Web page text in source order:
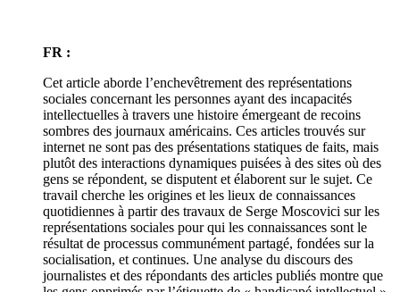
FR :
Cet article aborde l’enchevêtrement des représentations
sociales concernant les personnes ayant des incapacités
intellectuelles à travers une histoire émergeant de recoins
sombres des journaux américains. Ces articles trouvés sur
internet ne sont pas des présentations statiques de faits, mais
plutôt des interactions dynamiques puisées à des sites où des
gens se répondent, se disputent et élaborent sur le sujet. Ce
travail cherche les origines et les lieux de connaissances
quotidiennes à partir des travaux de Serge Moscovici sur les
représentations sociales pour qui les connaissances sont le
résultat de processus communément partagé, fondées sur la
socialisation, et continues. Une analyse du discours des
journalistes et des répondants des articles publiés montre que